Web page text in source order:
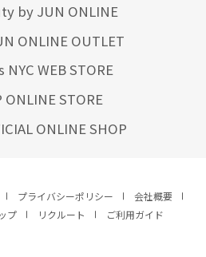
by JUN ONLINE
ONLINE OUTLET
WEB STORE
ONLINE STORE
ONLINE SHOP
プライバシーポリシー
会社概要
プ リクルート ご利用ガイド